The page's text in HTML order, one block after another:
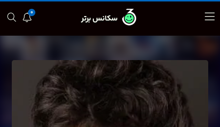
0
سکانس برتر